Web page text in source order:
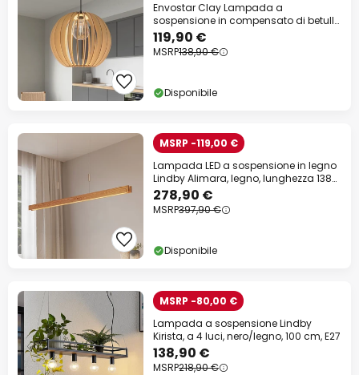
Envostar Clay Lampada a
sospensione in compensato di betulla
Ø 40 cm
119,90 €
MSRP138,90 €
Disponibile
MSRP -119,00 €
Lampada LED a sospensione in legno
Lindby Alimara, legno, lunghezza 138
cm
278,90 €
MSRP397,90 €
Disponibile
MSRP -80,00 €
Lampada a sospensione Lindby
Kirista, a 4 luci, nero/legno, 100 cm, E27
138,90 €
MSRP218,90 €